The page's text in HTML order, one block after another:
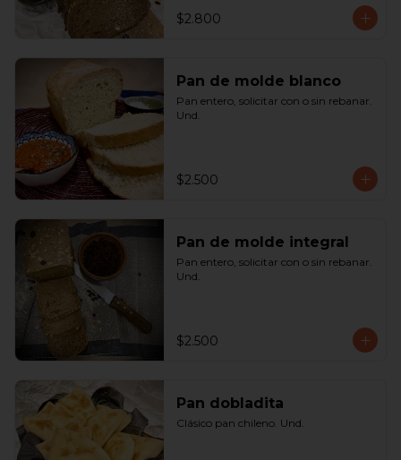
$2.800
Pan de molde blanco
Pan entero, solicitar con o sin rebanar.
Und.
$2.500
Pan de molde integral
Pan entero, solicitar con o sin rebanar.
Und.
$2.500
Pan dobladita
Clásico pan chileno. Und.